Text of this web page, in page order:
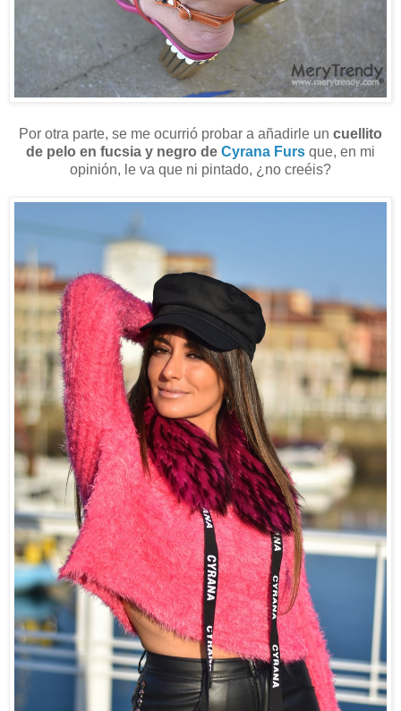
Por otra parte, se me ocurrió probar a añadirle un cuellito
de pelo en fucsia y negro de Cyrana Furs que, en mi
opinión, le va que ni pintado, ¿no creéis?